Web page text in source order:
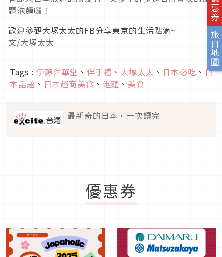
旅日地圖
題泡麵囉！
歡迎參觀大塚太太的FB分享東京的生活點滴~
文/大塚太太
Tags : 伊藤洋華堂 、 伴手禮 、 大塚太太 、 日本必吃 、 日
本話題 、 日本超商美食 、 泡麵 、 美食
最新奇的日本，一次讀完
優惠券